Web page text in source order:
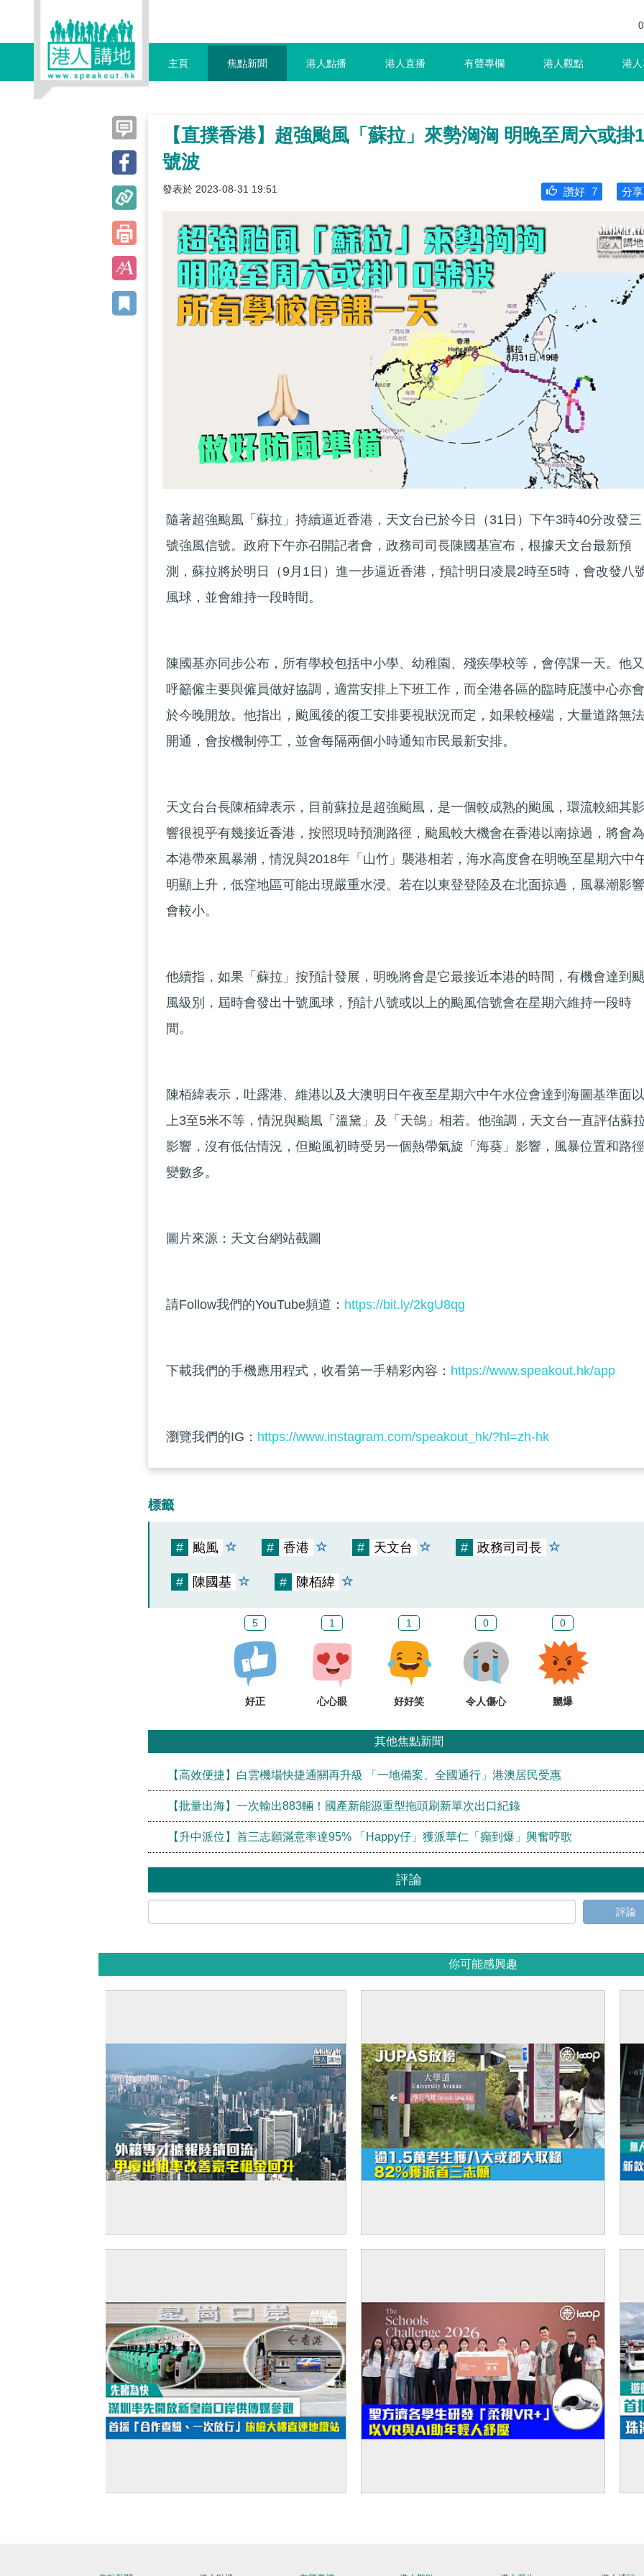
主頁 焦點新聞 港人點播 港人直播 有聲專欄 港人觀點 港
【直撲香港】超強颱風「蘇拉」來勢洶洶 明晚至周六或掛
號波
發表於 2023-08-31 19:51 分享
讚好 7
隨著超強颱風「蘇拉」持續逼近香港，天文台已於今日（31日）下午3時40分改發三
號強風信號。政府下午亦召開記者會，政務司司長陳國基宣布，根據天文台最新預
測，蘇拉將於明日（9月1日）進一步逼近香港，預計明日凌晨2時至5時，會改發八
風球，並會維持一段時間。
陳國基亦同步公布，所有學校包括中小學、幼稚園、殘疾學校等，會停課一天。他又
呼籲僱主要與僱員做好協調，適當安排上下班工作，而全港各區的臨時庇護中心亦會
於今晚開放。他指出，颱風後的復工安排要視狀況而定，如果較極端，大量道路無法
開通，會按機制停工，並會每隔兩個小時通知市民最新安排。
天文台台長陳栢緯表示，目前蘇拉是超強颱風，是一個較成熟的颱風，環流較細其影
響很視乎有幾接近香港，按照現時預測路徑，颱風較大機會在香港以南掠過，將會為
本港帶來風暴潮，情況與2018年「山竹」襲港相若，海水高度會在明晚至星期六中
明顯上升，低窪地區可能出現嚴重水浸。若在以東登登陸及在北面掠過，風暴潮影響
會較小。
他續指，如果「蘇拉」按預計發展，明晚將會是它最接近本港的時間，有機會達到颶
風級別，屆時會發出十號風球，預計八號或以上的颱風信號會在星期六維持一段時
間。
陳栢緯表示，吐露港、維港以及大澳明日午夜至星期六中午水位會達到海圖基準面以
上3至5米不等，情況與颱風「溫黛」及「天鴿」相若。他強調，天文台一直評估蘇
影響，沒有低估情況，但颱風初時受另一個熱帶氣旋「海葵」影響，風暴位置和路徑
變數多。
圖片來源：天文台網站截圖
請Follow我們的YouTube頻道： https://bit.ly/2kgU8qg
下載我們的手機應用程式，收看第一手精彩內容： https://www.speakout.hk/app
瀏覽我們的IG： https://www.instagram.com/speakout_hk/?hl=zh-hk
標籤
# 颱風 # 香港 # 天文台 # 政務司司長
# 陳國基 # 陳栢緯
5
好正
1
心心眼
1
好好笑
0
令人傷心
0
嬲爆
其他焦點新聞
【高效便捷】白雲機場快捷通關再升級 「一地備案、全國通行」港澳居民受惠
【批量出海】一次輸出883輛！國產新能源重型拖頭刷新單次出口紀錄
【升中派位】首三志願滿意率達95% 「Happy仔」獲派華仁「癲到爆」興奮哼歌
評論
評論
你可能感興趣